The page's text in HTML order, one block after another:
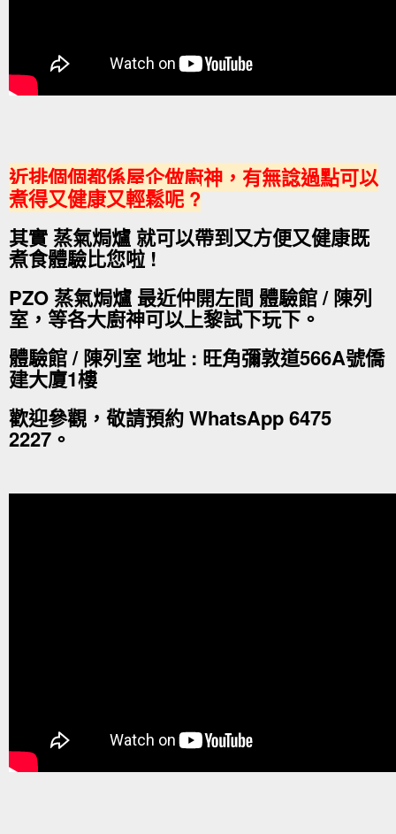
近排個個都係屋企做廚神，有無諗過點可以
煮得又健康又輕鬆呢 ?
其實 蒸氣焗爐 就可以帶到又方便又健康既
煮食體驗比您啦 !
PZO 蒸氣焗爐 最近仲開左間 體驗館 / 陳列
室，等各大廚神可以上黎試下玩下。
體驗館 / 陳列室 地址 : 旺角彌敦道566A號僑
建大廈1樓
歡迎參觀，敬請預約 WhatsApp 6475
2227。